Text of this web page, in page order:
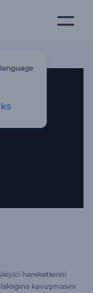
hareketlerini
kavuşmasını